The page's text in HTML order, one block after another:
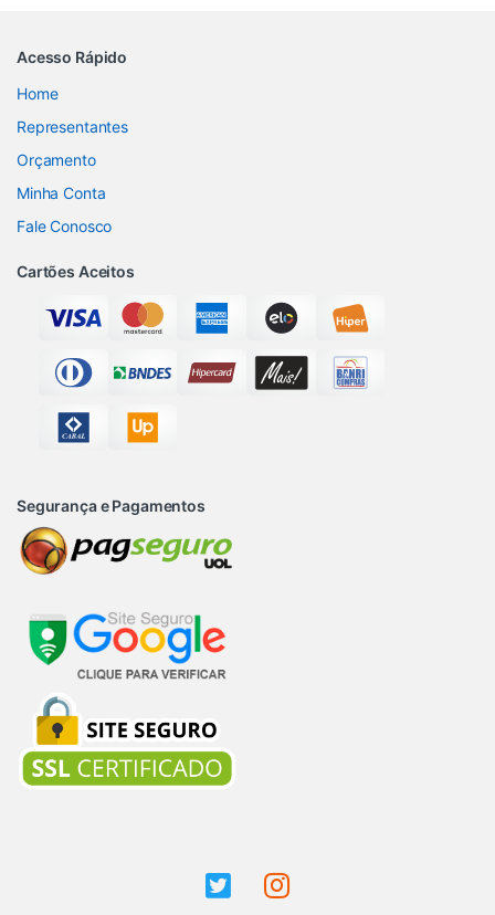
Acesso Rápido
Home
Representantes
Orçamento
Minha Conta
Fale Conosco
Cartões Aceitos
Segurança e Pagamentos